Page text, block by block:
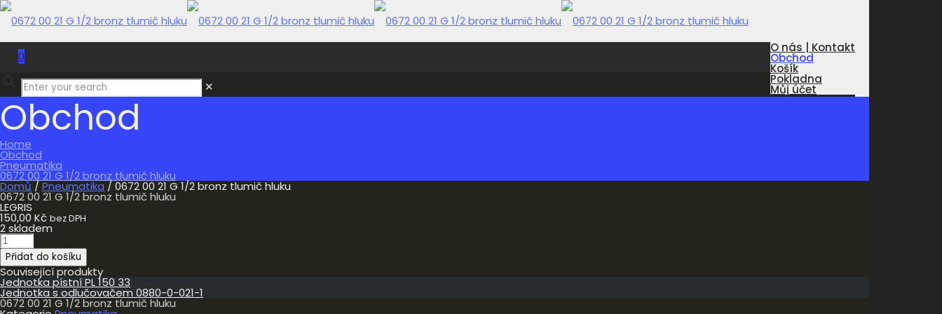
O nás | Kontakt
Obchod
Košík
Pokladna
Můj účet
0
0,00 Kč
✕
Obchod
Home
Obchod
Pneumatika
0672 00 21 G 1/2 bronz tlumič hluku
Domů / Pneumatika / 0672 00 21 G 1/2 bronz tlumič hluku
0672 00 21 G 1/2 bronz tlumič hluku
LEGRIS
150,00 Kč bez DPH
2 skladem
0672
00
21
G
1/2
bronz
tlumič
Přidat do košíku
Související produkty
Jednotka pístní PL 150 33
Jednotka s odlučovačem 0880-0-021-1
0672 00 21 G 1/2 bronz tlumič hluku